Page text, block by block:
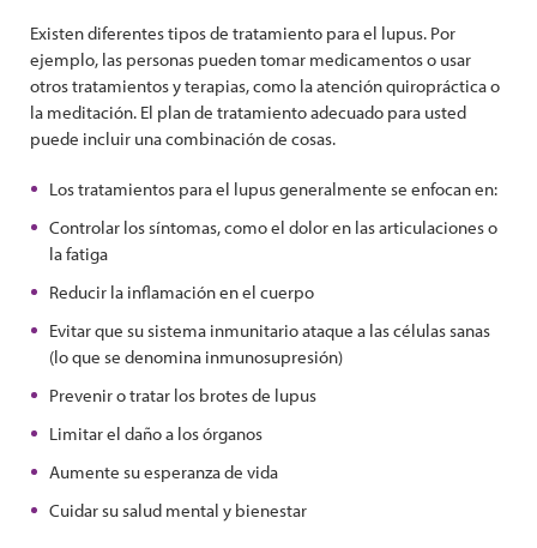
Existen diferentes tipos de tratamiento para el lupus. Por
ejemplo, las personas pueden tomar medicamentos o usar
otros tratamientos y terapias, como la atención quiropráctica o
la meditación. El plan de tratamiento adecuado para usted
puede incluir una combinación de cosas.
Los tratamientos para el lupus generalmente se enfocan en:
Controlar los síntomas, como el dolor en las articulaciones o
la fatiga
Reducir la inflamación en el cuerpo
Evitar que su sistema inmunitario ataque a las células sanas
(lo que se denomina inmunosupresión)
Prevenir o tratar los brotes de lupus
Limitar el daño a los órganos
Aumente su esperanza de vida
Cuidar su salud mental y bienestar